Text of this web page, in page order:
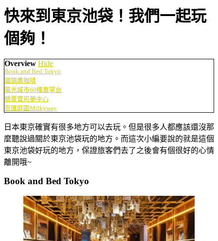
快來到東京池袋！我們一起玩
個夠！
Overview Hide
Book and Bed Tokyo
貓頭鷹咖啡
陽光城市60樓展望台
精靈寶可夢中心
百匯庭園Milkyway
日本東京確實有很多地方可以去玩。但是很多人都應該還沒那
麼聽說過關於東京池袋玩的地方。而這次小編要說的就是這個
東京池袋好玩的地方，保證旅客們去了之後會有個很好的心情
離開哦~
Book and Bed Tokyo